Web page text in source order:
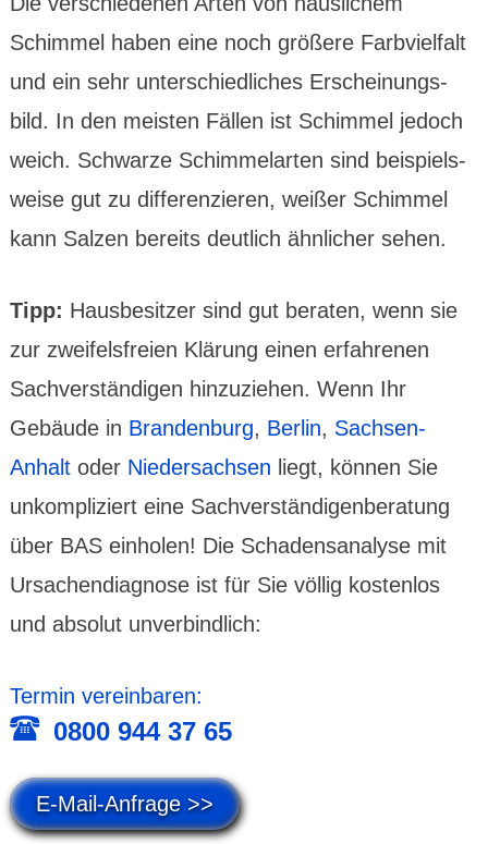
Schimmel haben eine noch größere Farb­viel­falt
und ein sehr unter­schied­liches Erschei­nungs­
bild. In den meisten Fällen ist Schimmel jedoch
weich. Schwarze Schimmel­arten sind bei­spiels­
weise gut zu diffe­ren­zieren, weißer Schimmel
kann Salzen bereits deut­lich ähn­licher sehen.
Tipp: Hausbe­sitzer sind gut beraten, wenn sie
zur zweifels­freien Klärung einen erfah­renen
Sach­ver­stän­digen hinzu­ziehen. Wenn Ihr
Gebäude in Brandenburg, Berlin, Sachsen-
Anhaltoder Nieder­sachsen liegt, können Sie
unkom­pli­ziert eine Sach­verstän­digen­bera­tung
über BAS einholen! Die Schadens­analyse mit
Ursachen­diagnose ist für Sie völlig kosten­los
und absolut unver­bind­lich:
Termin verein­baren:
0800 944 37 65
E-Mail-Anfrage >>